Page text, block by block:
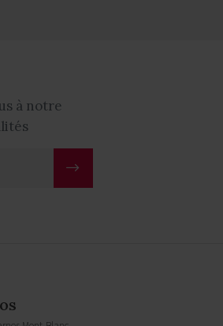
à notre